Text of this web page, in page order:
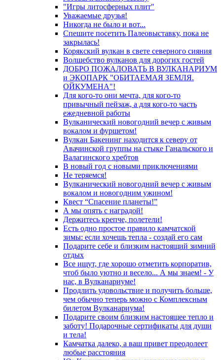
"Игры литосферных плит"
Уважаемые друзья!
Никогда не было и вот...
Спешите посетить Палеовыставку, пока не
закрылась!
Корякский вулкан в свете северного сияния
Волшебство вулканов для дорогих гостей
ДОБРО ПОЖАЛОВАТЬ В ВУЛКАНАРИУМ
и ЭКОПАРК "ОБИТАЕМАЯ ЗЕМЛЯ.
ОЙКУМЕНА"!
Для кого-то они мечта, для кого-то
привычный пейзаж, а для кого-то часть
ежедневной работы
Вулканический новогодний вечер с живым
вокалом и фуршетом!
Вулкан Бакенинг находится к северу от
Авачинской группы на стыке Ганальского и
Валагинского хребтов
В новый год с новыми приключениями
Не теряемся!
Вулканический новогодний вечер с живым
вокалом и новогодним ужином!
Квест “Спасение планеты!”
А мы опять с наградой!
Держитесь крепче, полетели!
Есть одно простое правило камчатской
зимы: если хочешь тепла - создай его сам
Подарите себе и близким настоящий зимний
отдых
Все ищут, где хорошо отметить корпоратив,
чтоб было уютно и весело... А мы знаем! - У
нас, в Вулканариуме!
Продлить удовольствие и получить больше,
чем обычно теперь можно с Комплексным
билетом Вулканариума!
Подарите своим близким настоящее тепло и
заботу! Подарочные сертификаты для души
и тела!
Камчатка далеко, а ваш привет преодолеет
любые расстояния